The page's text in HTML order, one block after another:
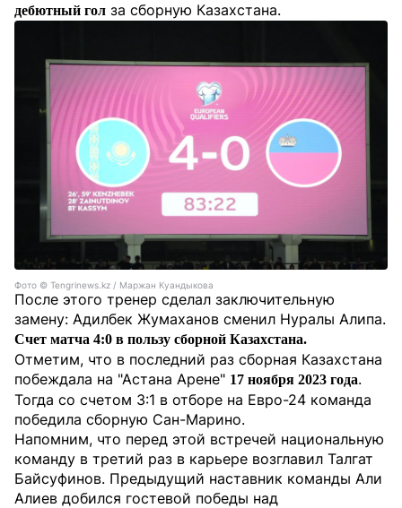
дебютный гол за сборную Казахстана.
Фото ©️ Tengrinews.kz / Маржан Куандыкова
После этого тренер сделал заключительную
замену: Адилбек Жумаханов сменил Нуралы Алипа.
Счет матча 4:0 в пользу сборной Казахстана.
Отметим, что в последний раз сборная Казахстана
побеждала на "Астана Арене" 17 ноября 2023 года.
Тогда со счетом 3:1 в отборе на Евро-24 команда
победила сборную Сан-Марино.
Напомним, что перед этой встречей национальную
команду в третий раз в карьере возглавил Талгат
Байсуфинов. Предыдущий наставник команды Али
Алиев добился гостевой победы над